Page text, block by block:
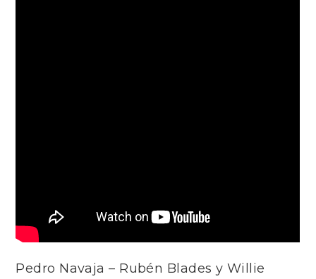
Pedro Navaja – Rubén Blades y Willie